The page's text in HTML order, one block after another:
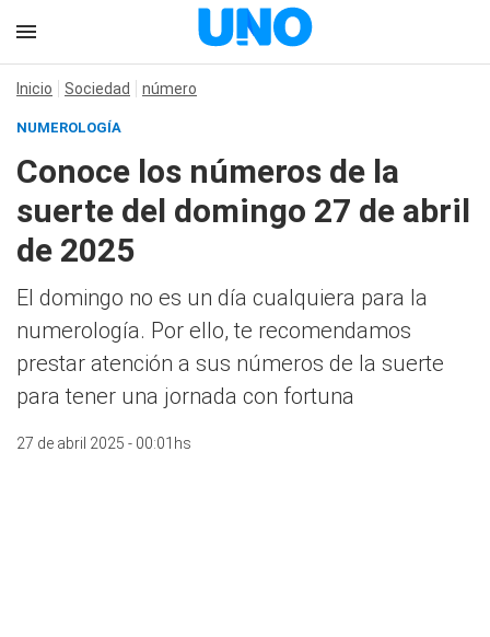
Inicio Sociedad número
NUMEROLOGÍA
Conoce los números de la
suerte del domingo 27 de abril
de 2025
El domingo no es un día cualquiera para la
numerología. Por ello, te recomendamos
prestar atención a sus números de la suerte
para tener una jornada con fortuna
27 de abril 2025 - 00:01hs